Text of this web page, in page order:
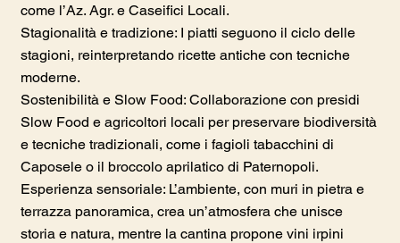
come l’Az. Agr. e Caseifici Locali.
Stagionalità e tradizione: I piatti seguono il ciclo delle
stagioni, reinterpretando ricette antiche con tecniche
moderne.
Sostenibilità e Slow Food: Collaborazione con presidi
Slow Food e agricoltori locali per preservare biodiversità
e tecniche tradizionali, come i fagioli tabacchini di
Caposele o il broccolo aprilatico di Paternopoli.
Esperienza sensoriale: L’ambiente, con muri in pietra e
terrazza panoramica, crea un’atmosfera che unisce
storia e natura, mentre la cantina propone vini irpini